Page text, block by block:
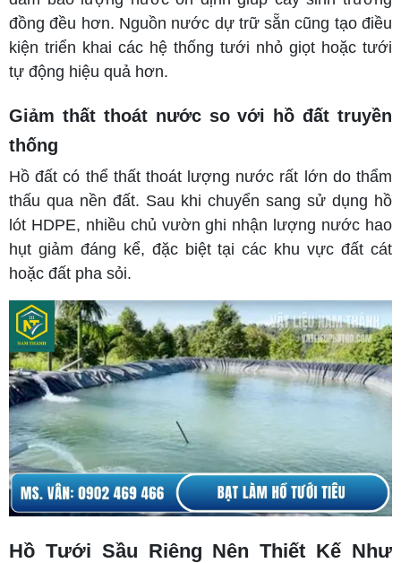
đồng đều hơn. Nguồn nước dự trữ sẵn cũng tạo điều
kiện triển khai các hệ thống tưới nhỏ giọt hoặc tưới
tự động hiệu quả hơn.
Giảm thất thoát nước so với hồ đất truyền
thống
Hồ đất có thể thất thoát lượng nước rất lớn do thẩm
thấu qua nền đất. Sau khi chuyển sang sử dụng hồ
lót HDPE, nhiều chủ vườn ghi nhận lượng nước hao
hụt giảm đáng kể, đặc biệt tại các khu vực đất cát
hoặc đất pha sỏi.
Hồ Tưới Sầu Riêng Nên Thiết Kế Như